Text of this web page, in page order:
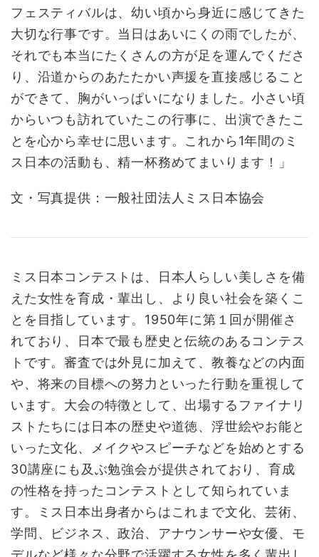
フェスティバルは、幼い頃から身近に感じてきた
大切な行事です。当日はあいにくの雨でしたが、
それでも本当にたくさんの方が足を運んでくださ
り、沿道からのあたたかい声援を直接感じること
ができて、胸がいっぱいになりました。小さい頃
からいつも訪れていたこの行事に、出演できたこ
とを心から幸せに思います。これから1年間のミ
ス日本の活動も、精一杯務めてまいります！」
文・写真提供：一般社団法人ミス日本協会
ミス日本コンテストは、日本人らしい美しさを備
えた女性を育成・輩出し、より良い社会を築くこ
とを目指しています。1950年に第１回が開催さ
れており、日本で最も歴史と伝統のあるコンテス
トです。審査では外見に加えて、教養などの内面
や、将来の目標への努力といった行動を重視して
います。大会の特徴として、出場するファイナリ
ストたちには日本の歴史や道徳、浮世絵やお能と
いった文化、メイクやスピーチなどを始めとする
30講座にも及ぶ勉強会が提供されており、育成
の性格を持ったコンテストとして知られていま
す。ミス日本出身者からはこれまで文化、芸術、
学問、ビジネス、政治、アナウンサーや女優、モ